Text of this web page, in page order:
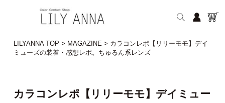
LILYANNA TOP > MAGAZINE> カラコンレポ【リリーモモ】デイ
ミューズの装着・感想レポ。ちゅるん系レンズ
カラコンレポ【リリーモモ】デイミュー